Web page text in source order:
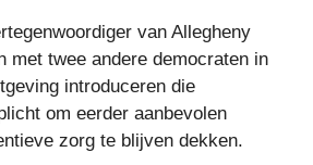
van Allegheny
met twee andere democraten in
introduceren die
om eerder aanbevolen
zorg te blijven dekken.